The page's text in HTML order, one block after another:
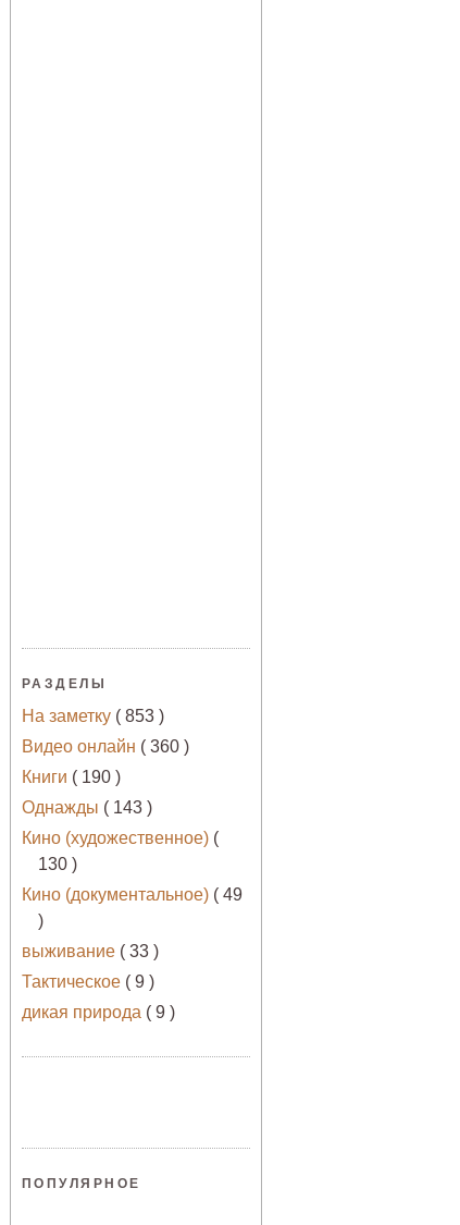
РАЗДЕЛЫ
На заметку ( 853 )
Видео онлайн ( 360 )
Книги ( 190 )
Однажды ( 143 )
Кино (художественное) (
130 )
Кино (документальное) ( 49
)
выживание ( 33 )
Тактическое ( 9 )
дикая природа ( 9 )
ПОПУЛЯРНОЕ